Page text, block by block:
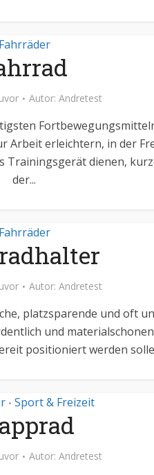
Fahrräder
Autor: Andretest
Arbeit erleichtern, in der
Trainingsgerät dienen,
der...
Fahrräder
Autor: Andretest
platzsparende und oft
und
positioniert werden
• Sport & Freizeit
Autor: Andretest